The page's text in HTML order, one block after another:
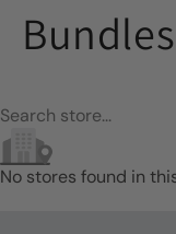
Bundles
No stores found in